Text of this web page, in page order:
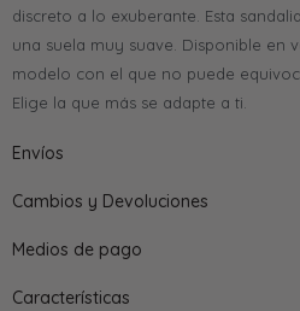
discreto a lo exuberante. Esta
una suela muy suave. Disponible en
modelo con el que no puede
Elige la que más se adapte a ti.
Envíos
Cambios y Devoluciones
Medios de pago
Características